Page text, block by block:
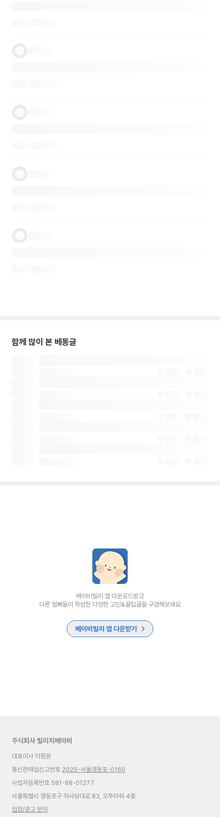
함께 많이 본 베동글
베이비빌리 앱 다운로드받고
다른 엄빠들이 작성한 다양한 고민&꿀팁글을 구경해보세요
베이비빌리 앱 다운받기
주식회사 빌리지베이비
대표이사 이정윤
통신판매업신고번호 2025-서울영등포-0160
사업자등록번호 581-88-01277
서울특별시 영등포구 의사당대로 83, 오투타워 4층
입점/광고 문의